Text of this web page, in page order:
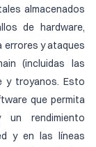
almacenados
de hardware,
errores y ataques
(incluidas las
y troyanos. Esto
que permita
un rendimiento
y en las líneas